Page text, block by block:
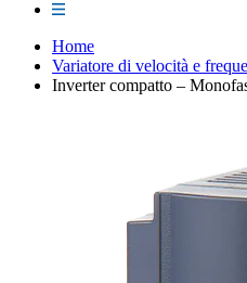
Home
Variatore di velocità e
Inverter compatto –